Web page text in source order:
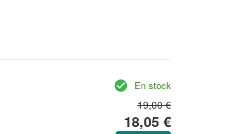
En stock
19,00 €
18,05 €